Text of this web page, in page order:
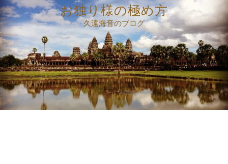
コ
ン
テ
ン
ツ
へ
ス
キ
ッ
お独り様の極め方
久遠海音のブログ